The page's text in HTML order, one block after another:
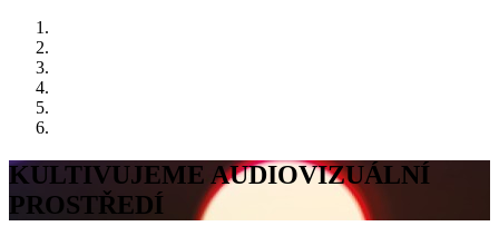
KULTIVUJEME AUDIOVIZUÁLNÍ
PROSTŘEDÍ